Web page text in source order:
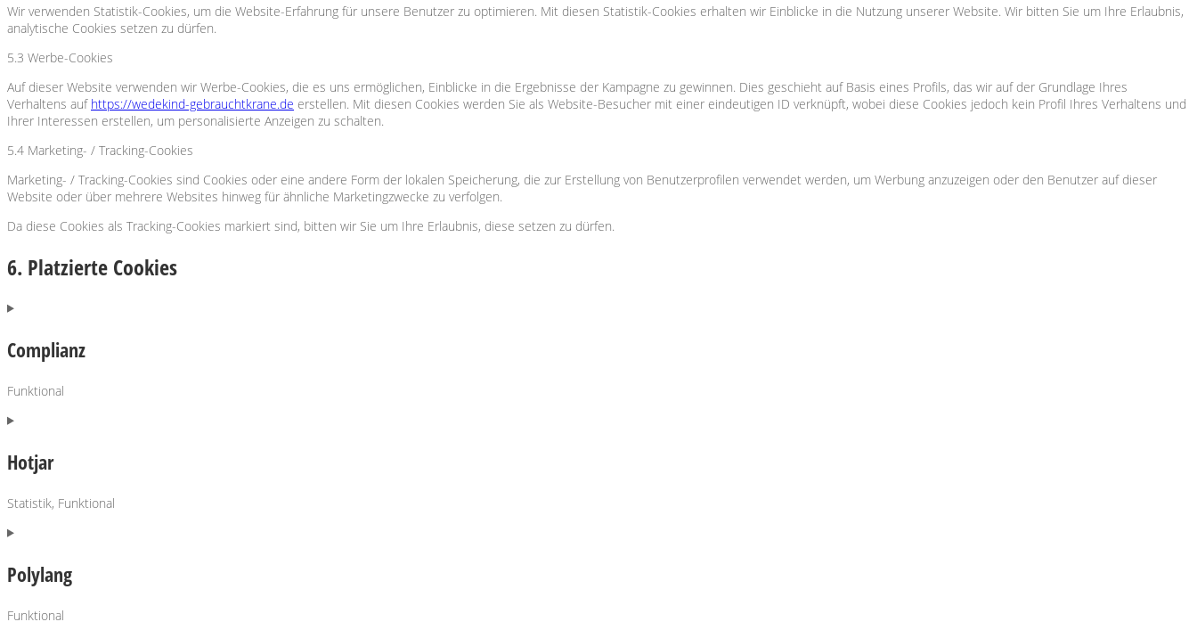
Wir verwenden Statistik-Cookies, um die Website-Erfahrung für unsere Benutzer zu optimieren. Mit diesen Statistik-Cookies erhalten wir Einblicke in die Nutzung unserer Website. Wir bitten Sie um Ihre Erlaubnis,
analytische Cookies setzen zu dürfen.
5.3 Werbe-Cookies
Auf dieser Website verwenden wir Werbe-Cookies, die es uns ermöglichen, Einblicke in die Ergebnisse der Kampagne zu gewinnen. Dies geschieht auf Basis eines Profils, das wir auf der Grundlage Ihres
Verhaltens auf https://wedekind-gebrauchtkrane.de erstellen. Mit diesen Cookies werden Sie als Website-Besucher mit einer eindeutigen ID verknüpft, wobei diese Cookies jedoch kein Profil Ihres Verhaltens und
Ihrer Interessen erstellen, um personalisierte Anzeigen zu schalten.
5.4 Marketing- / Tracking-Cookies
Marketing- / Tracking-Cookies sind Cookies oder eine andere Form der lokalen Speicherung, die zur Erstellung von Benutzerprofilen verwendet werden, um Werbung anzuzeigen oder den Benutzer auf dieser
Website oder über mehrere Websites hinweg für ähnliche Marketingzwecke zu verfolgen.
Da diese Cookies als Tracking-Cookies markiert sind, bitten wir Sie um Ihre Erlaubnis, diese setzen zu dürfen.
6. Platzierte Cookies
Complianz
Funktional
Consent
service
complianz
Hotjar
Statistik, Funktional
Consent
service
hotjar
Polylang
Funktional